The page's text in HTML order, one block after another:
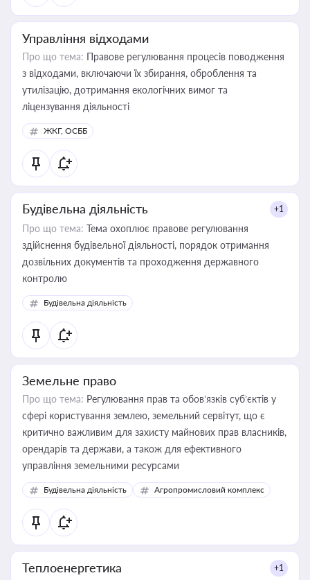
Управління відходами
Про що тема: Правове регулювання процесів поводження
з відходами, включаючи їх збирання, оброблення та
утилізацію, дотримання екологічних вимог та
ліцензування діяльності
ЖКГ, ОСББ
Будівельна діяльність +1
Про що тема: Тема охоплює правове регулювання
здійснення будівельної діяльності, порядок отримання
дозвільних документів та проходження державного
контролю
Будівельна діяльність
Земельне право
Про що тема: Регулювання прав та обов’язків суб’єктів у
сфері користування землею, земельний сервітут, що є
критично важливим для захисту майнових прав власників,
орендарів та держави, а також для ефективного
управління земельними ресурсами
Будівельна діяльність Агропромисловий комплекс
Теплоенергетика +1